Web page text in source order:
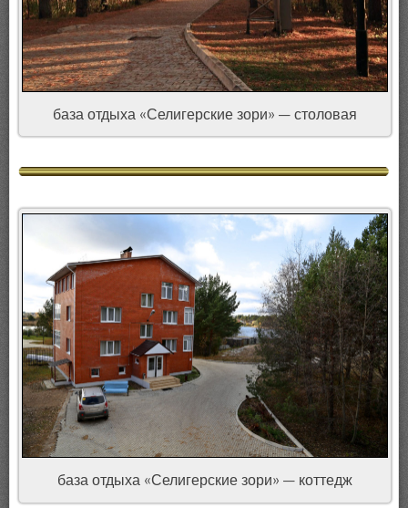
база отдыха «Селигерские зори» — столовая
база отдыха «Селигерские зори» — коттедж